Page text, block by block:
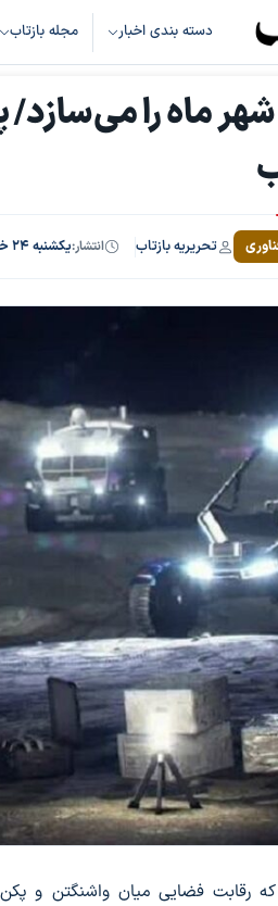
دسته بندی اخبار مجله بازتاب
شهر ماه را
تحریریه بازتاب انتشار:یکشنبه ۲۴ خرداد ۱۴۰۵، ساعت ۸:۴۳
رقابت فضایی میان واشنگتن و پکن